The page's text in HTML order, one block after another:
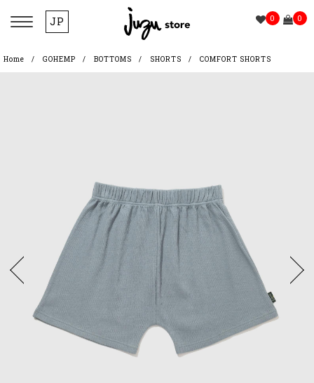
JP 0 0
Home GOHEMP BOTTOMS SHORTS COMFORT SHORTS